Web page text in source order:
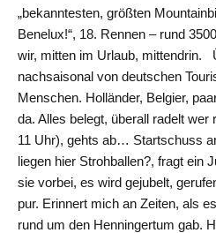
„bekanntesten, größten
Benelux!“, 18. Rennen – rund
wir, mitten im Urlaub, mittendrin.
nachsaisonal von deutschen
Menschen. Holländer, Belgier,
da. Alles belegt, überall radelt
11 Uhr), gehts ab… Startschuss
liegen hier Strohballen?, fragt ein
sie vorbei, es wird gejubelt,
pur. Erinnert mich an Zeiten, als
rund um den Henningertum gab.